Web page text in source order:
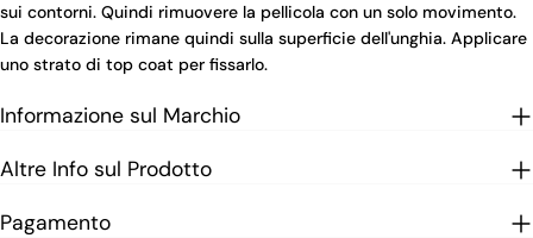
sui contorni. Quindi rimuovere la pellicola con un solo movimento.
La decorazione rimane quindi sulla superficie dell'unghia. Applicare
uno strato di top coat per fissarlo.
Informazione sul Marchio
Altre Info sul Prodotto
Pagamento